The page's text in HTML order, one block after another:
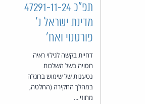
תפ"כ 47291-11-24
מדינת ישראל נ'
פורטנוי ואח'
דחיית בקשה לגילוי ראיה
חסויה בשל השלכות
נטענות של שימוש ברוגלה
במהלך החקירה (החלטה,
מחוזי ...